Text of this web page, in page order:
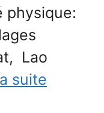
physique:
Lao
suite